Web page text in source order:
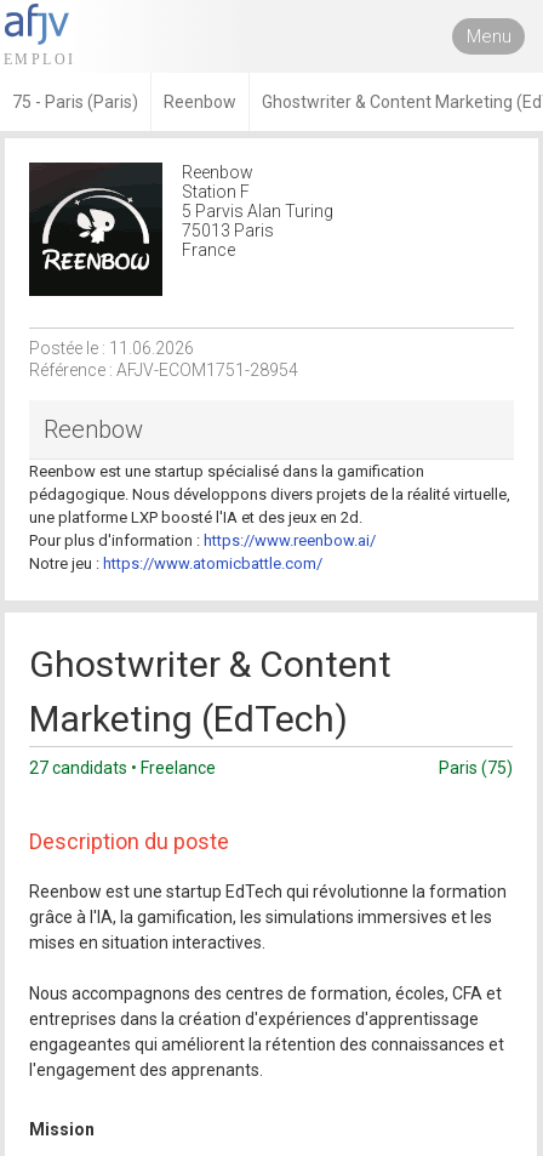
Menu
75 - Paris (Paris) Reenbow Ghostwriter & Content Marketing
Reenbow
Station F
5 Parvis Alan Turing
75013 Paris
France
Postée le : 11.06.2026
Référence : AFJV-ECOM1751-28954
Reenbow
Reenbow est une startup spécialisé dans la gamification
pédagogique. Nous développons divers projets de la réalité virtuelle,
une platforme LXP boosté l'IA et des jeux en 2d.
Pour plus d'information : https://www.reenbow.ai/
Notre jeu : https://www.atomicbattle.com/
Ghostwriter & Content
Marketing (EdTech)
27 candidats • Freelance Paris (75)
Description du poste
Reenbow est une startup EdTech qui révolutionne la formation
grâce à l'IA, la gamification, les simulations immersives et les
mises en situation interactives.
Nous accompagnons des centres de formation, écoles, CFA et
entreprises dans la création d'expériences d'apprentissage
engageantes qui améliorent la rétention des connaissances et
l'engagement des apprenants.
Mission